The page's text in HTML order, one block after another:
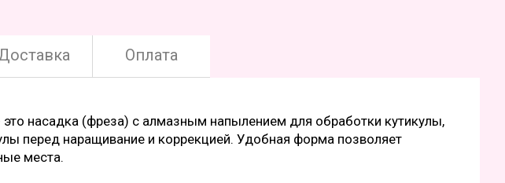
Оплата
это насадка (фреза) с алмазным напылением для обработки кутикулы,
перед наращивание и коррекцией. Удобная форма позволяет
места.